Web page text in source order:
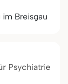
im Breisgau
Psychiatrie